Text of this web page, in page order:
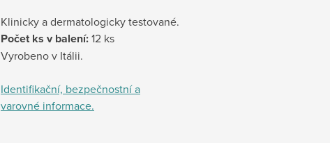
Klinicky a dermatologicky testované.
Počet ks v balení:12 ks
Vyrobeno v Itálii.
Identifikační, bezpečnostní a
varovné informace.